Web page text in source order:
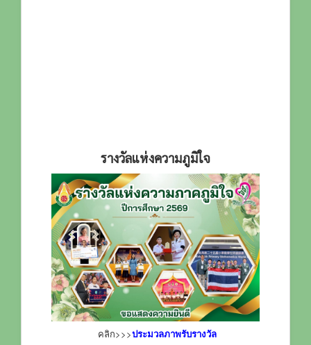
รางวัลแห่งความภูมิใจ
คลิก>>>ประมวลภาพรับรางวัล